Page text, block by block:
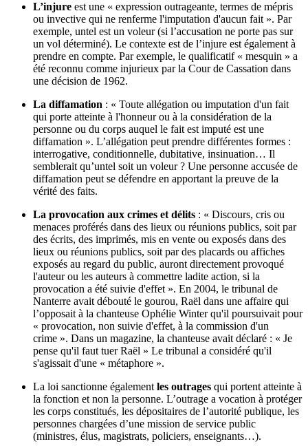
L’injure est une « expression outrageante, termes de mépris
ou invective qui ne renferme l'imputation d'aucun fait ». Par
exemple, untel est un voleur (si l’accusation ne porte pas sur
un vol déterminé). Le contexte est de l’injure est également à
prendre en compte. Par exemple, le qualificatif « mesquin » a
été reconnu comme injurieux par la Cour de Cassation dans
une décision de 1962.
La diffamation : « Toute allégation ou imputation d'un fait
qui porte atteinte à l'honneur ou à la considération de la
personne ou du corps auquel le fait est imputé est une
diffamation ». L’allégation peut prendre différentes formes :
interrogative, conditionnelle, dubitative, insinuation… Il
semblerait qu’untel soit un voleur ? Une personne accusée de
diffamation peut se défendre en apportant la preuve de la
vérité des faits.
La provocation aux crimes et délits : « Discours, cris ou
menaces proférés dans des lieux ou réunions publics, soit par
des écrits, des imprimés, mis en vente ou exposés dans des
lieux ou réunions publics, soit par des placards ou affiches
exposés au regard du public, auront directement provoqué
l'auteur ou les auteurs à commettre ladite action, si la
provocation a été suivie d'effet ». En 2004, le tribunal de
Nanterre avait débouté le gourou, Raël dans une affaire qui
l’opposait à la chanteuse Ophélie Winter qu'il poursuivait pour
« provocation, non suivie d'effet, à la commission d'un
crime ». Dans un magazine, la chanteuse avait déclaré : « Je
pense qu'il faut tuer Raël » Le tribunal a considéré qu'il
s'agissait d'une « métaphore ».
La loi sanctionne également les outrages qui portent atteinte à
la fonction et non la personne. L’outrage a vocation à protéger
les corps constitués, les dépositaires de l’autorité publique, les
personnes chargées d’une mission de service public
(ministres, élus, magistrats, policiers, enseignants…).